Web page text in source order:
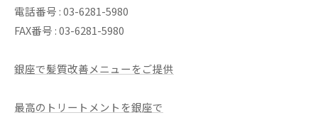
電話番号 : 03-6281-5980
FAX番号 : 03-6281-5980
銀座で髪質改善メニューをご提供
最高のトリートメントを銀座で